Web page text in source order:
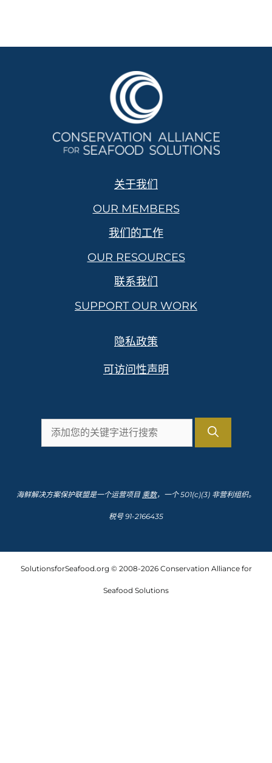
关于我们
OUR MEMBERS
我们的工作
OUR RESOURCES
联系我们
SUPPORT OUR WORK
隐私政策
可访问性声明
索：
海鲜解决方案保护联盟是一个运营项目 乘数，一个 501(c)(3) 非营利组织。
税号 91-2166435
SolutionsforSeafood.org © 2008-2026 Conservation Alliance for
Seafood Solutions